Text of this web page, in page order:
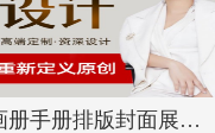
画册手册排版封面展板折页图片制作